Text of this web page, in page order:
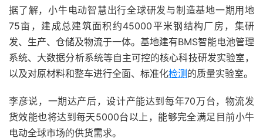
据了解，小牛电动智慧出行全球研发与制造基地一期用地
75亩，建成总建筑面积约45000平米钢结构厂房，集研
发、生产、仓储及物流于一体。基地建有BMS智能电池管理
系统、大数据分析系统等自主可控的核心科技研发实验室，
以及对原材料和整车进行全面、标准化检测 的质量实验室。
李彦说，一期达产后，设计产能达到每年70万台，物流发
货效能也将达到每天5000台以上，能够完全满足目前小牛
电动全球市场的供货需求。